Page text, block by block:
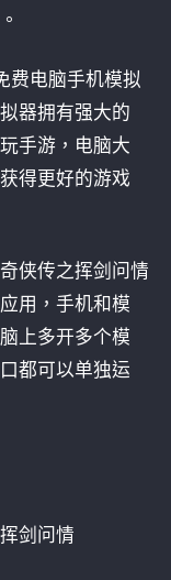
。
费电脑手机模拟
器拥有强大的
手游，电脑大
得更好的游戏
侠传之挥剑问情
用，手机和模
上多开多个模
都可以单独运
剑问情